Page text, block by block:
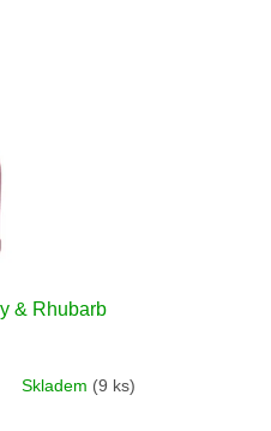
& Rhubarb
Skladem (9 ks)